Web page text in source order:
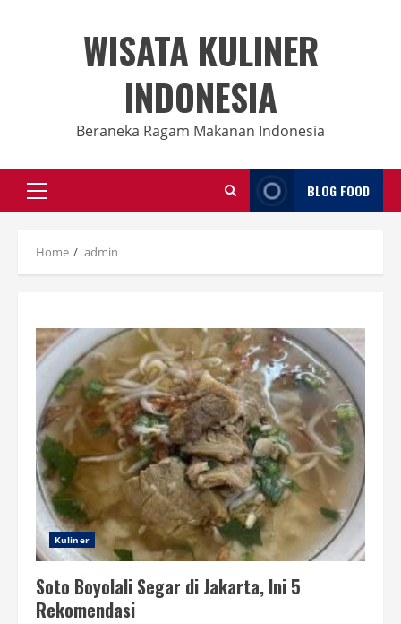
WISATA KULINER
INDONESIA
Beraneka Ragam Makanan Indonesia
Primary
Menu
BLOG FOOD
Home admin
Kuliner
Soto Boyolali Segar di Jakarta, Ini 5
Rekomendasi